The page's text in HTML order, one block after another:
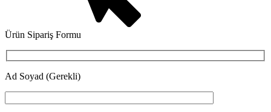
Ürün Sipariş Formu
Ad Soyad (Gerekli)